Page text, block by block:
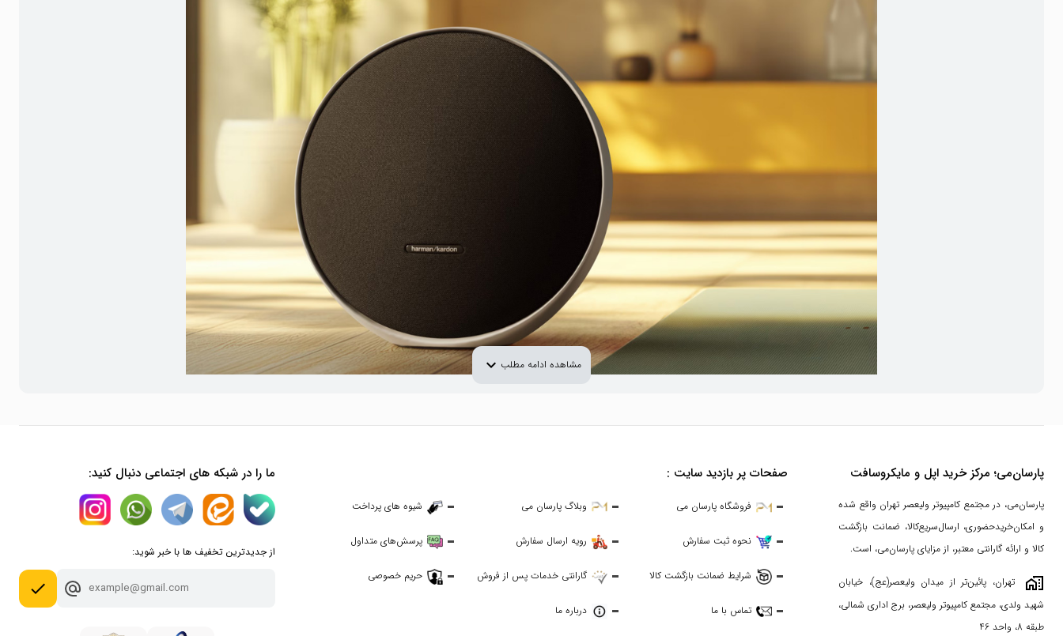
این اسپیکر با طراحی گنبدی شفاف، نورپردازی داخلی زیبا و صدای 360 درجه، یکی از مدل‌های محبوب هارمن کاردن است. Aura Studio 3 نه‌تنها به‌عنوان یک اسپیکر، بلکه به‌عنوان یک قطعه دکوراتیو نیز مورد توجه قرار می‌گیرد.
مشاهده ادامه مطلب expand_more
پارسان‌می؛ مرکز خرید اپل و مایکروسافت
پارسان‌می، در مجتمع کامپیوتر ولیعصر تهران واقع شده
و امکان‌خریدحضوری، ارسال‌سریع‌کالا، ضمانت بازگشت
کالا و ارائه گارانتی معتبر، از مزایای پارسان‌می، است.
maps_home_work
تهران، پائین‌تر از میدان ولیعصر(عج)، خیابان
شهید ولدی، مجتمع کامپیوتر ولیعصر، برج اداری شمالی،
طبقه 8، واحد 46
صفحات پر بازدید سایت :
فروشگاه پارسان می وبلاگ پارسان می شیوه های پرداخت
نحوه ثبت سفارش رویه ارسال سفارش پرسش‌های متداول
شرایط ضمانت بازگشت کالا گارانتی خدمات پس از فروش حریم خصوصی
تماس با ما درباره ما
ما را در شبکه های اجتماعی دنبال کنید:
از جدیدترین تخفیف ها با خبر شوید:
done